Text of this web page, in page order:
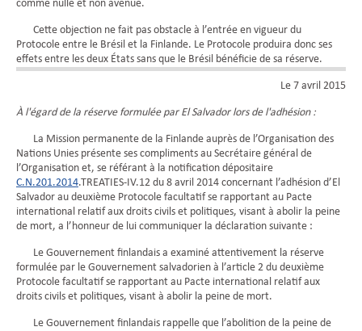
comme nulle et non avenue.
Cette objection ne fait pas obstacle à l’entrée en vigueur du
Protocole entre le Brésil et la Finlande. Le Protocole produira donc ses
effets entre les deux États sans que le Brésil bénéficie de sa réserve.
Le 7 avril 2015
À l'égard de la réserve formulée par El Salvador lors de l'adhésion :
La Mission permanente de la Finlande auprès de l’Organisation des
Nations Unies présente ses compliments au Secrétaire général de
l’Organisation et, se référant à la notification dépositaire
C.N.201.2014.TREATIES-IV.12 du 8 avril 2014 concernant l’adhésion d’El
Salvador au deuxième Protocole facultatif se rapportant au Pacte
international relatif aux droits civils et politiques, visant à abolir la peine
de mort, a l’honneur de lui communiquer la déclaration suivante :
Le Gouvernement finlandais a examiné attentivement la réserve
formulée par le Gouvernement salvadorien à l’article 2 du deuxième
Protocole facultatif se rapportant au Pacte international relatif aux
droits civils et politiques, visant à abolir la peine de mort.
Le Gouvernement finlandais rappelle que l’abolition de la peine de